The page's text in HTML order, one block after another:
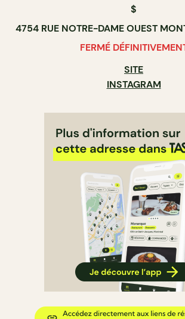
$
4754 RUE NOTRE-DAME OUEST
FERMÉ
SITE
INSTAGRAM